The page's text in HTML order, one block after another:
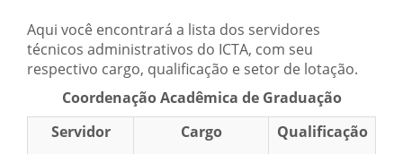
Aqui você encontrará a lista dos servidores
técnicos administrativos do ICTA, com seu
respectivo cargo, qualificação e setor de lotação.
Coordenação Acadêmica de Graduação
Servidor
Cargo
Qualificação